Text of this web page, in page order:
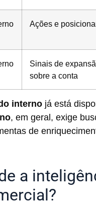
Ações e
Sinais de
sobre a conta
interno já está
, em geral, exige
de
a